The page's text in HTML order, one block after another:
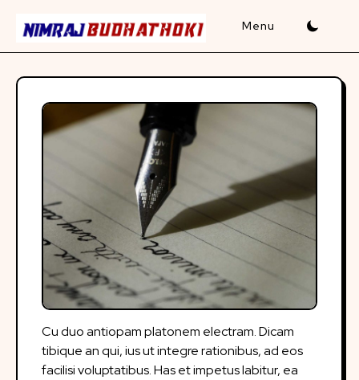
Cu duo antiopam platonem electram. Dicam
tibique an qui, ius ut integre rationibus, ad eos
facilisi voluptatibus. Has et impetus labitur, ea